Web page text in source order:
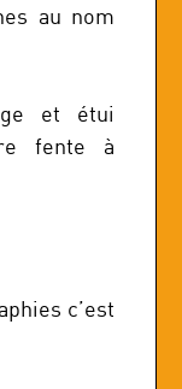
au nom
et étui
fente à
c’est